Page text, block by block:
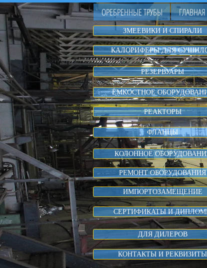
ОРЕБРЕННЫЕ ТРУБЫ ГЛАВНАЯ
ЁМКОСТНОЕ
КОЛОННОЕ
РЕАКТОРЫ
РЕЗЕРВУАРЫ
ЗМЕЕВИКИ И СПИРАЛИ
КОНТАКТЫ И РЕКВИЗИТЫ
ФЛАНЦЫ
ДЛЯ ДИЛЕРОВ
РЕМОНТ ОБОРУДОВАНИЯ
ИМПОРТОЗАМЕЩЕНИЕ
СЕРТИФИКАТЫ И
КАЛОРИФЕРЫ ДЛЯ